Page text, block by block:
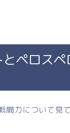
ペロス
闘力について見